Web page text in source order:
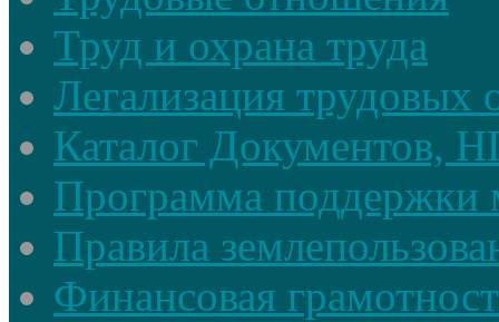
Труд и охрана труда
Легализация трудовых
Каталог Документов,
Программа поддержки
Правила
Финансовая